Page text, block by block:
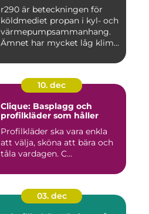
r290 är beteckningen för
köldmediet propan i kyl- och
värmepumpsammanhang.
Ämnet har mycket låg klim...
10. dec
Clique: Basplagg och
profilkläder som håller
Profilkläder ska vara enkla
att välja, sköna att bära och
tåla vardagen. C...
03. dec